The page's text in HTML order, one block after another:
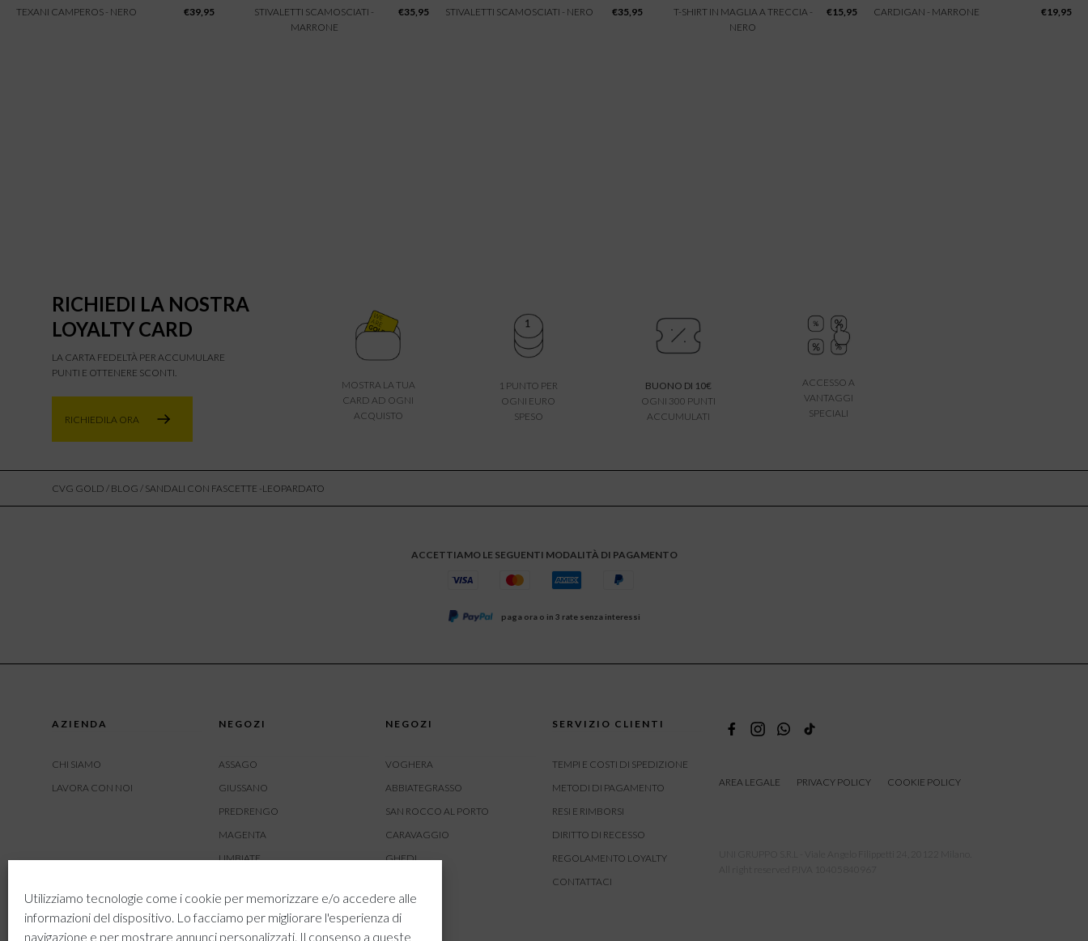
Utilizziamo tecnologie come i cookie per memorizzare e/o accedere alle
informazioni del dispositivo. Lo facciamo per migliorare l'esperienza di
navigazione e per mostrare annunci personalizzati. Il consenso a queste
TEXANI CAMPEROS - NERO €39,95
STIVALETTI SCAMOSCIATI -
MARRONE
€35,95 STIVALETTI SCAMOSCIATI - NERO €35,95
T-SHIRT IN MAGLIA A TRECCIA -
NERO
€15,95 CARDIGAN - MARRONE €19,95
RICHIEDI LA NOSTRA
LOYALTY CARD
LA CARTA FEDELTÀ PER ACCUMULARE
PUNTI E OTTENERE SCONTI.
RICHIEDILA ORA
MOSTRA LA TUA
CARD AD OGNI
ACQUISTO
1 PUNTO PER
OGNI EURO
SPESO
BUONO DI 10€
OGNI 300 PUNTI
ACCUMULATI
ACCESSO A
VANTAGGI
SPECIALI
CVG GOLD / BLOG / SANDALI CON FASCETTE -LEOPARDATO
ACCETTIAMO LE SEGUENTI MODALITÀ DI PAGAMENTO
paga ora o in 3 rate senza interessi
AZIENDA
CHI SIAMO
LAVORA CON NOI
NEGOZI
ASSAGO
GIUSSANO
PREDRENGO
MAGENTA
LIMBIATE
BUSNAGO
NEGOZI
VOGHERA
ABBIATEGRASSO
SAN ROCCO AL PORTO
CARAVAGGIO
GHEDI
CREMONA
SERVIZIO CLIENTI
TEMPI E COSTI DI SPEDIZIONE
METODI DI PAGAMENTO
RESI E RIMBORSI
DIRITTO DI RECESSO
REGOLAMENTO LOYALTY
CONTATTACI
AREA LEGALE PRIVACY POLICY COOKIE POLICY